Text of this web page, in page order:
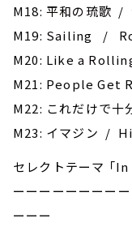
M18: 平和の琉歌 /
M19: Sailing /
M20: Like a
M21: People Get
M22: これだけで
M23: イマジン /
セレクトテーマ 「
ーーーーーーーー
ーーー